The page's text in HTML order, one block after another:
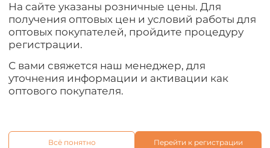
Характеристики
Нужна правка
Отзывы
На сайте указаны розничные цены. Для
получения оптовых цен и условий работы для
оптовых покупателей, пройдите процедуру
регистрации.
С вами свяжется наш менеджер, для
уточнения информации и активации как
оптового покупателя.
Всё понятно Перейти к регистрации